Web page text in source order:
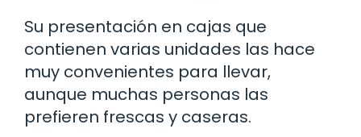
Su presentación en cajas que
contienen varias unidades las hace
muy convenientes para llevar,
aunque muchas personas las
prefieren frescas y caseras.